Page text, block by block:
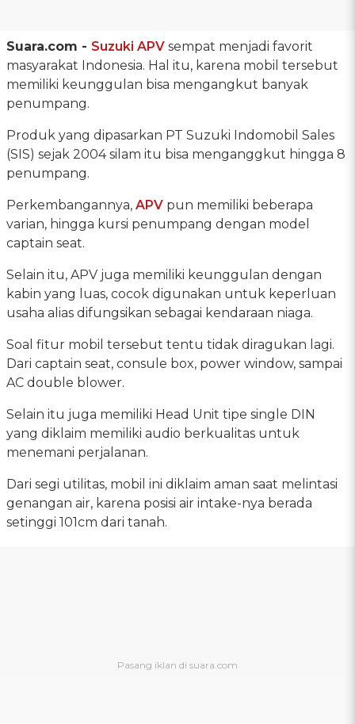
Suara.com - Suzuki APV sempat menjadi favorit
masyarakat Indonesia. Hal itu, karena mobil tersebut
memiliki keunggulan bisa mengangkut banyak
penumpang.
Produk yang dipasarkan PT Suzuki Indomobil Sales
(SIS) sejak 2004 silam itu bisa menganggkut hingga 8
penumpang.
Perkembangannya, APV pun memiliki beberapa
varian, hingga kursi penumpang dengan model
captain seat.
Selain itu, APV juga memiliki keunggulan dengan
kabin yang luas, cocok digunakan untuk keperluan
usaha alias difungsikan sebagai kendaraan niaga.
Soal fitur mobil tersebut tentu tidak diragukan lagi.
Dari captain seat, consule box, power window, sampai
AC double blower.
Selain itu juga memiliki Head Unit tipe single DIN
yang diklaim memiliki audio berkualitas untuk
menemani perjalanan.
Dari segi utilitas, mobil ini diklaim aman saat melintasi
genangan air, karena posisi air intake-nya berada
setinggi 101cm dari tanah.